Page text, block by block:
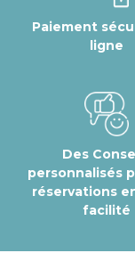
Paiement
ligne
Des
personnalisés
réservations
facilité